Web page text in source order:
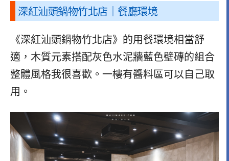
深紅汕頭鍋物竹北店｜餐廳環境
《深紅汕頭鍋物竹北店》的用餐環境相當舒
適，木質元素搭配灰色水泥牆藍色壁磚的組合
整體風格我很喜歡。一樓有醬料區可以自己取
用。